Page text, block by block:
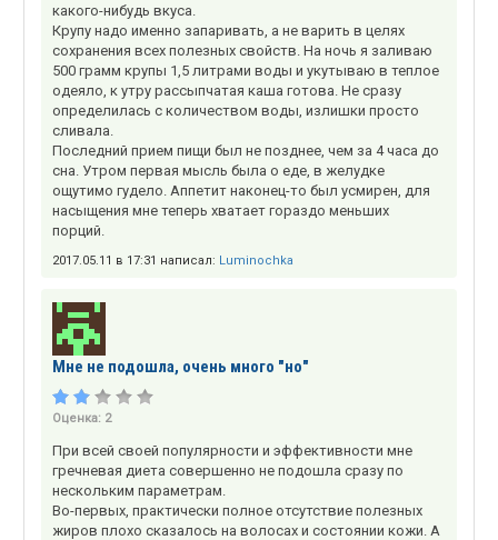
какого-нибудь вкуса.
Крупу надо именно запаривать, а не варить в целях
сохранения всех полезных свойств. На ночь я заливаю
500 грамм крупы 1,5 литрами воды и укутываю в теплое
одеяло, к утру рассыпчатая каша готова. Не сразу
определилась с количеством воды, излишки просто
сливала.
Последний прием пищи был не позднее, чем за 4 часа до
сна. Утром первая мысль была о еде, в желудке
ощутимо гудело. Аппетит наконец-то был усмирен, для
насыщения мне теперь хватает гораздо меньших
порций.
2017.05.11 в 17:31 написал: Luminochka
Мне не подошла, очень много "но"
Оценка: 2
При всей своей популярности и эффективности мне
гречневая диета совершенно не подошла сразу по
нескольким параметрам.
Во-первых, практически полное отсутствие полезных
жиров плохо сказалось на волосах и состоянии кожи. А